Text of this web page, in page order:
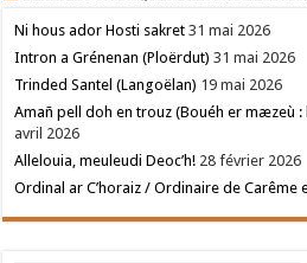
Ni hous ador Hosti sakret 31 mai 2026
Intron a Grénenan (Ploërdut) 31 mai 2026
Trinded Santel (Langoëlan) 19 mai 2026
Amañ pell doh en trouz (Bouéh er mæzeù :
avril 2026
Allelouia, meuleudi Deoc’h! 28 février 2026
Ordinal ar C’horaiz / Ordinaire de Carême